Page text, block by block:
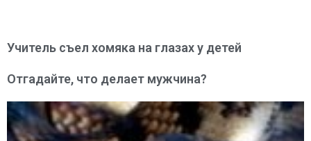
Учитель съел хомяка на глазах у детей
Отгадайте, что делает мужчина?